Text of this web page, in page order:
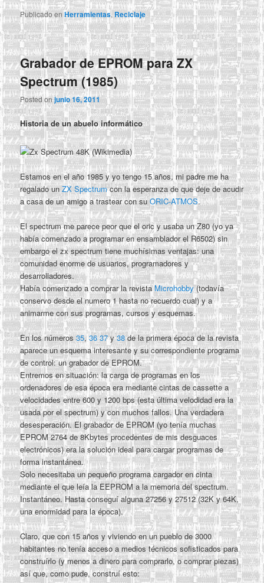
Publicado en Herramientas,Reciclaje
Grabador de EPROM para ZX
Spectrum (1985)
Posted onjunio 16, 2011
Historia de un abuelo informático
Estamos en el año 1985 y yo tengo 15 años, mi padre me ha
regalado unZX Spectrumcon la esperanza de que deje de acudir
a casa de un amigo a trastear con suORIC-ATMOS.
El spectrum me parece peor que el oric y usaba un Z80 (yo ya
había comenzado a programar en ensamblador el R6502) sin
embargo el zx spectrum tiene muchísimas ventajas: una
comunidad enorme de usuarios, programadores y
desarrolladores.
Había comenzado a comprar la revistaMicrohobby(todavía
conservo desde el numero 1 hasta no recuerdo cual) y a
animarme con sus programas, cursos y esquemas.
En los números35,36 37y38de la primera época de la revista
aparece un esquema interesante y su correspondiente programa
de control: un grabador de EPROM.
Entremos en situación: la carga de programas en los
ordenadores de esa época era mediante cintas de cassette a
velocidades entre 600 y 1200 bps (esta última velodidad era la
usada por el spectrum) y con muchos fallos. Una verdadera
desesperación. El grabador de EPROM (yo tenía muchas
EPROM 2764 de 8Kbytes procedentes de mis desguaces
electrónicos) era la solución ideal para cargar programas de
forma instantánea.
Solo necesitaba un pequeño programa cargador en cinta
mediante el que leía la EEPROM a la memoria del spectrum.
Instantáneo. Hasta conseguí alguna 27256 y 27512 (32K y 64K,
una enormidad para la época).
Claro, que con 15 años y viviendo en un pueblo de 3000
habitantes no tenía acceso a medios técnicos sofisticados para
construírlo (y menos a dinero para comprarlo, o comprar piezas)
así que, como pude, construí esto: